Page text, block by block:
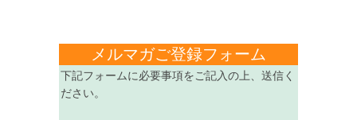
メルマガご登録フォーム
下記フォームに必要事項をご記入の上、送信く
ださい。